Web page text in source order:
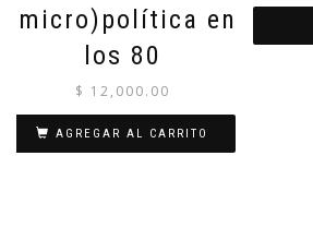
(micro)política en
los 80
$ 12,000.00
AGREGAR AL CARRITO